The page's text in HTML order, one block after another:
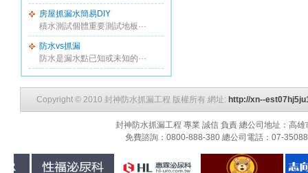
房屋抓漏水簡易DIY
積水測試個體重要測試地板···
防水vs抓漏
防水是漏水點已知或未知的···
Copyright © 2010 封神防水抓漏工程 版權所有 網址: http://xn--
封神防水抓漏工程 專業 誠信 負責 總公司地址：高
免費諮詢：0800-888-380 總公司電話：07-